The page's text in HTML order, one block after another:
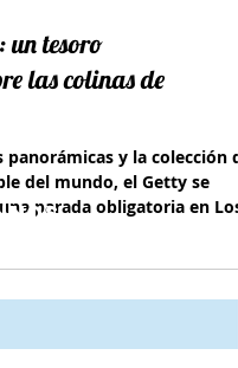
un tesoro
las colinas de
panorámicas y la colección
del mundo, el Getty se
parada obligatoria en Los